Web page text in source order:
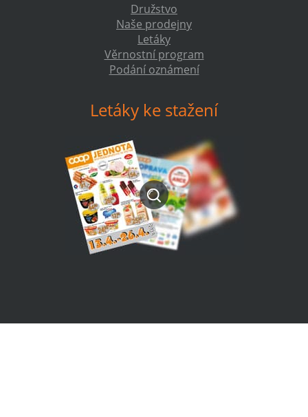
Družstvo
Naše prodejny
Letáky
Věrnostní program
Podání oznámení
Letáky ke stažení